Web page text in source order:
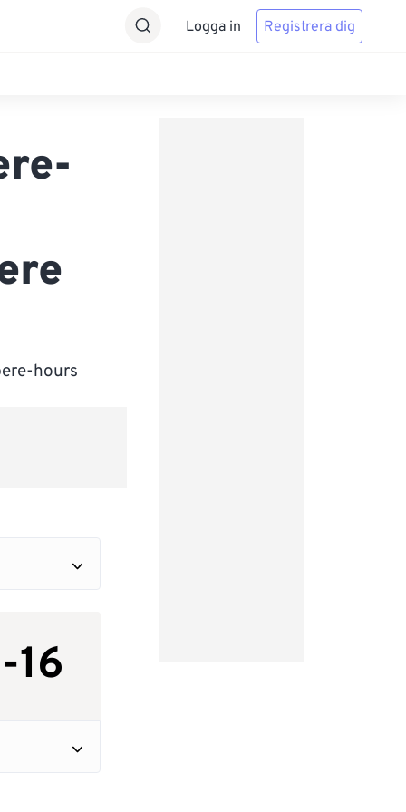
Logga in Registrera dig
hours